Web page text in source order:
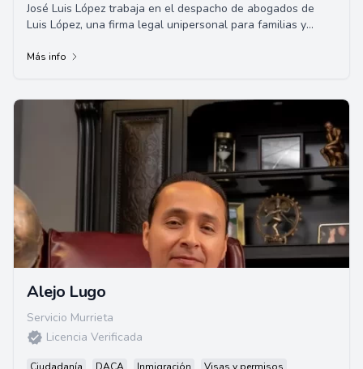
José Luis López trabaja en el despacho de abogados de
Luis López, una firma legal unipersonal para familias y
Más info
Alejo Lugo
Servicio Murrieta
Licencia Verificada